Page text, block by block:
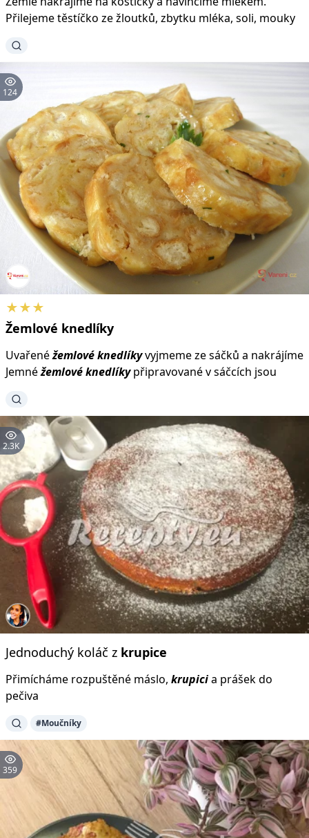
Přilejeme těstíčko ze žloutků, zbytku mléka, soli, mouky
124
★★★
Žemlové knedlíky
Uvařenéžemlovéknedlíkyvyjmeme ze sáčků a nakrájíme
Jemnéžemlovéknedlíkypřipravované v sáčcích jsou
2.3K
Jednoduchý koláč z krupice
Přimícháme rozpuštěné máslo, krupicia prášek do
pečiva
#Moučníky
359